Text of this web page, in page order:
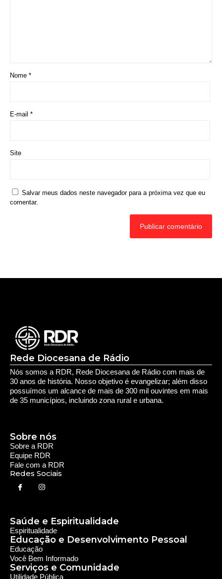
Nome *
E-mail *
Site
Salvar meus dados neste navegador para a próxima vez que eu
comentar.
Rede Diocesana de Rádio
Nós somos a RDR, Rede Diocesana de Rádio com mais de
30 anos de história. Nosso objetivo é evangelizar; além disso
possuímos um alcance de mais de 300 mil ouvintes em mais
de 35 municípios, incluindo zona rural e urbana.
Sobre a RDR
Equipe RDR
Fale com a RDR
Redes Sociais
Sobre nós
Saúde e Espiritualidade
Espiritualidade
Educação e Desenvolvimento Pessoal
Educação
Você Bem Informado
Serviços e Comunidade
Utilidade Pública